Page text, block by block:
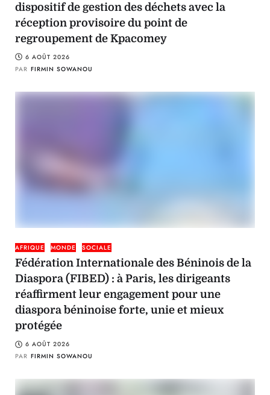
dispositif de gestion des déchets avec la
réception provisoire du point de
regroupement de Kpacomey
6 AOÛT 2026
PAR FIRMIN SOWANOU
AFRIQUE MONDE SOCIALE
Fédération Internationale des Béninois de la
Diaspora (FIBED) : à Paris, les dirigeants
réaffirment leur engagement pour une
diaspora béninoise forte, unie et mieux
protégée
6 AOÛT 2026
PAR FIRMIN SOWANOU